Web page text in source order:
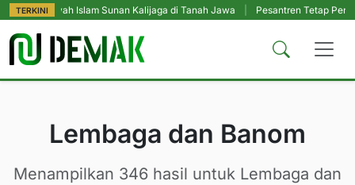
TERKINI
Sunan Kalijaga di Tanah Jawa | Pesantren Tetap Pendidikan Utama,
Lembaga dan Banom
Menampilkan 346 hasil untuk Lembaga dan